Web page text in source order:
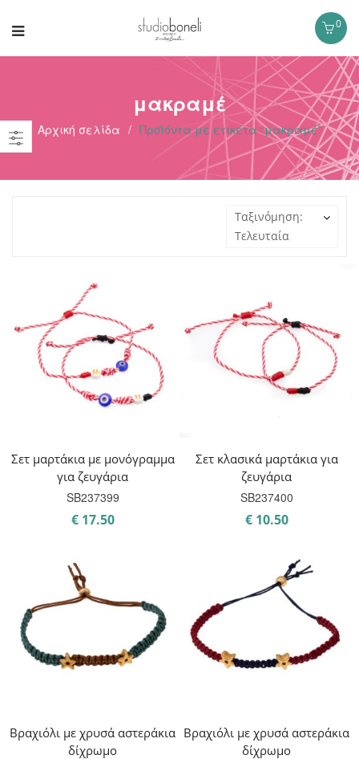
0
μακραμέ
Αρχική σελίδα / Προϊόντα με ετικέτα “μακραμέ”
Ταξινόμηση:
Τελευταία
Σετ μαρτάκια με μονόγραμμα
για ζευγάρια
SB237399
€17.50
Σετ κλασικά μαρτάκια για
ζευγάρια
SB237400
€10.50
Βραχιόλι με χρυσά αστεράκια
δίχρωμο
Βραχιόλι με χρυσά αστεράκια
δίχρωμο